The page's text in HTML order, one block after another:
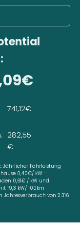
:
741,12€
282,55
€
Jährlicher Fahrleistung
0,40€/ kW -
0,61€ / kW und
19,3 kW/ 100km
von 2.316